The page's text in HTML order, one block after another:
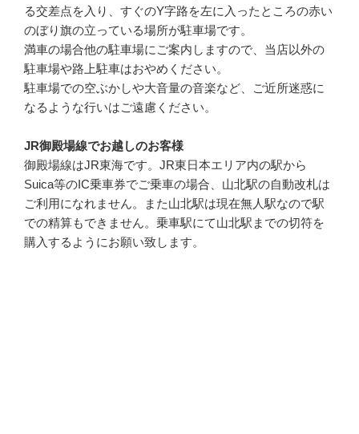
る交差点を入り、すぐのY字路を左に入ったところの赤い
のぼり旗の立っている場所が駐車場です。
満車の場合他の駐車場にご案内しますので、当店以外の
駐車場や路上駐車はおやめください。
駐車場での空ぶかしや大音量の音楽など、ご近所迷惑に
なるような行いはご遠慮ください。
JR御殿場線でお越しのお客様
御殿場線はJR東海です。JR東日本エリア内の駅から
Suica等のIC乗車券でご乗車の場合、山北駅の自動改札は
ご利用になれません。また山北駅は現在無人駅なので駅
での精算もできません。乗車駅にて山北駅までの切符を
購入するようにお願い致します。